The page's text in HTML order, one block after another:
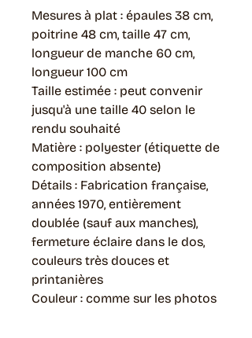
Mesures à plat : épaules 38 cm,
poitrine 48 cm, taille 47 cm,
longueur de manche 60 cm,
longueur 100 cm
Taille estimée : peut convenir
jusqu'à une taille 40 selon le
rendu souhaité
Matière : polyester (étiquette de
composition absente)
Détails : Fabrication française,
années 1970, entièrement
doublée (sauf aux manches),
fermeture éclaire dans le dos,
couleurs très douces et
printanières
Couleur : comme sur les photos